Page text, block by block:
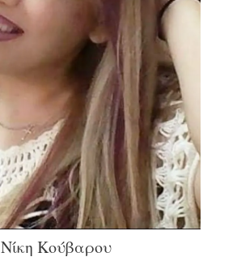
Νίκη Κούβαρου